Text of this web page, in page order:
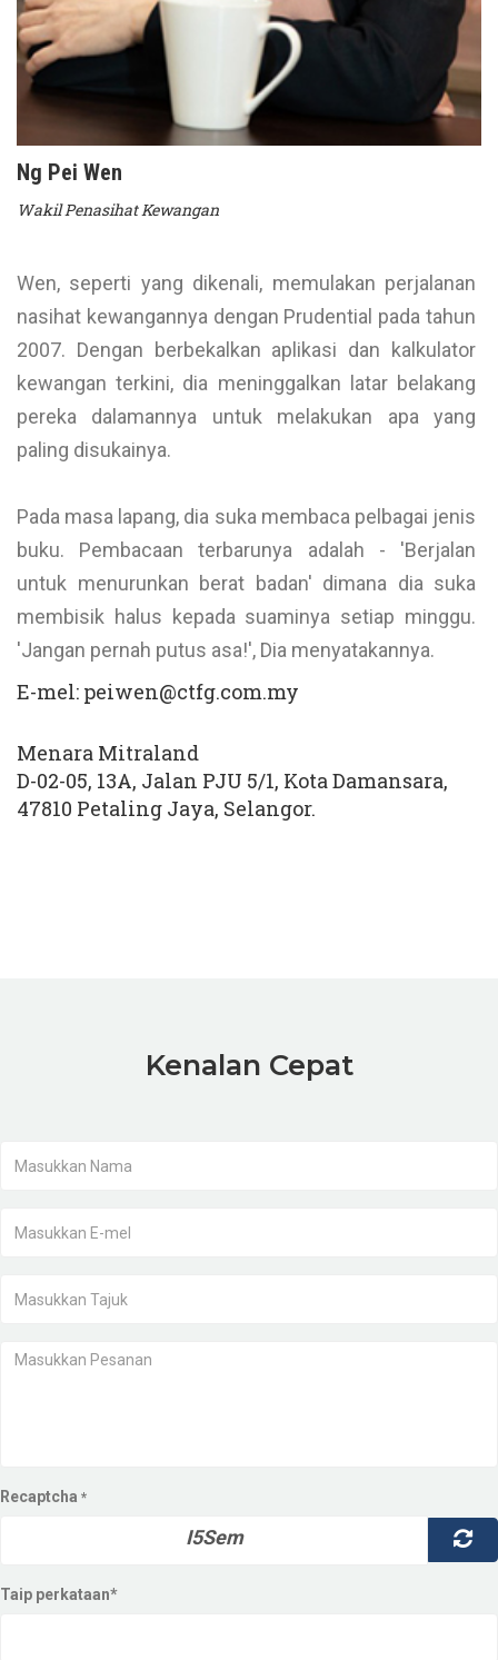
Ng Pei Wen
Wakil Penasihat Kewangan
Wen, seperti yang dikenali, memulakan perjalanan
nasihat kewangannya dengan Prudential pada tahun
2007. Dengan berbekalkan aplikasi dan kalkulator
kewangan terkini, dia meninggalkan latar belakang
pereka dalamannya untuk melakukan apa yang
paling disukainya.
Pada masa lapang, dia suka membaca pelbagai jenis
buku. Pembacaan terbarunya adalah - 'Berjalan
untuk menurunkan berat badan' dimana dia suka
membisik halus kepada suaminya setiap minggu.
'Jangan pernah putus asa!', Dia menyatakannya.
E-mel: peiwen@ctfg.com.my
Menara Mitraland
D-02-05, 13A, Jalan PJU 5/1, Kota Damansara,
47810 Petaling Jaya, Selangor.
Kenalan Cepat
Recaptcha *
I5Sem
Taip perkataan*